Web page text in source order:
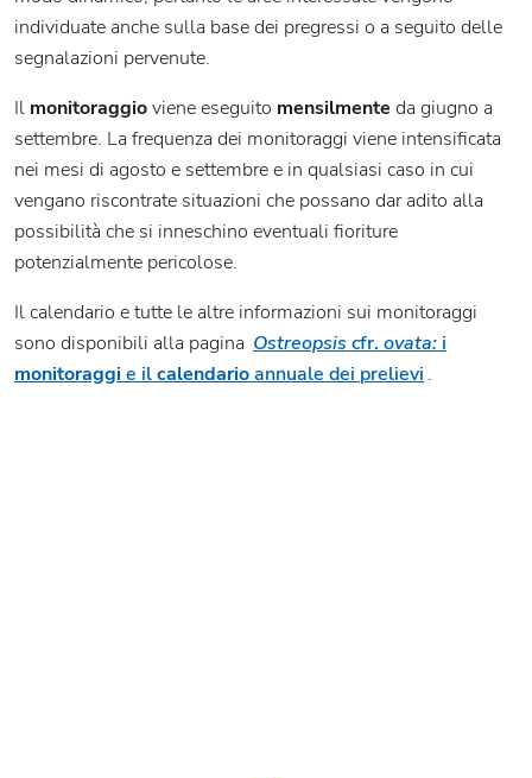
individuate anche sulla base dei pregressi o a seguito delle
segnalazioni pervenute.
Il monitoraggioviene eseguito mensilmente da giugno a
settembre. La frequenza dei monitoraggi viene intensificata
nei mesi di agosto e settembre e in qualsiasi caso in cui
vengano riscontrate situazioni che possano dar adito alla
possibilità che si inneschino eventuali fioriture
potenzialmente pericolose.
Il calendario e tutte le altre informazioni sui monitoraggi
sono disponibili alla pagina Ostreopsis cfr. ovata: i
monitoraggie ilcalendarioannuale dei prelievi .